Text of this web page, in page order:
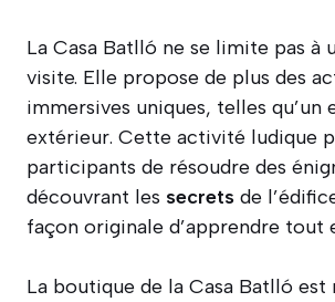
La Casa Batlló ne se limite pas à
visite. Elle propose de plus des
immersives uniques, telles qu’un
extérieur. Cette activité ludique
participants de résoudre des
découvrant les secrets de
façon originale d’apprendre tout
La boutique de la Casa Batlló est